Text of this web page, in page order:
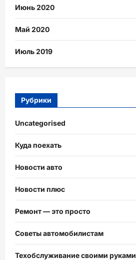
Июнь 2020
Май 2020
Июль 2019
Рубрики
Uncategorised
Куда поехать
Новости авто
Новости плюс
Ремонт — это просто
Советы автомобилистам
Техобслуживание своими руками